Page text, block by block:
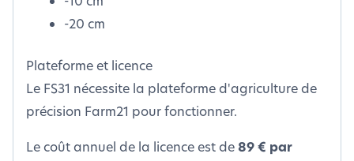
-20 cm
Plateforme et licence
Le FS31 nécessite la plateforme d'agriculture de
précision Farm21 pour fonctionner.
Le coût annuel de la licence est de 89 € par